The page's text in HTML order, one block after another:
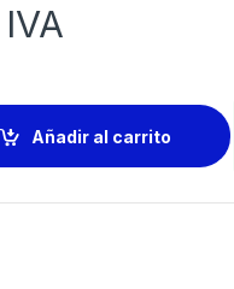
Añadir al carrito